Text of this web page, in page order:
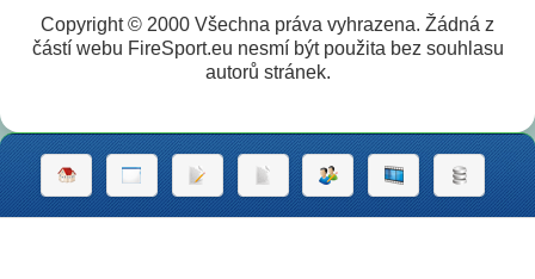
Copyright © 2000 Všechna práva vyhrazena. Žádná z
částí webu FireSport.eu nesmí být použita bez souhlasu
autorů stránek.